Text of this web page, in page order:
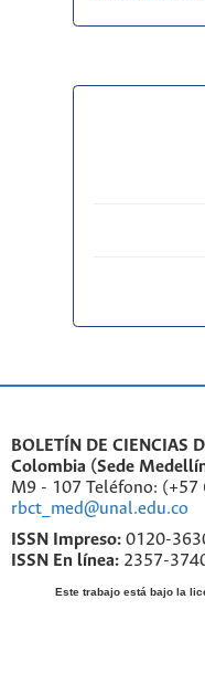
BOLETÍN DE CIENCIAS
Colombia (Sede
M9 - 107 Teléfono:
rbct_med@unal.edu.co
ISSN Impreso: 0120-
ISSN En línea: 2357-
Este trabajo está bajo la